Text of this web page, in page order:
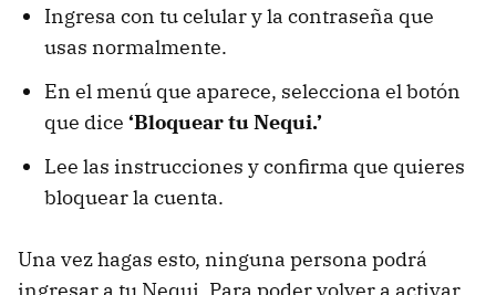
Ingresa con tu celular y la contraseña que
usas normalmente.
En el menú que aparece, selecciona el botón
que dice ‘Bloquear tu Nequi.’
Lee las instrucciones y confirma que quieres
bloquear la cuenta.
Una vez hagas esto, ninguna persona podrá